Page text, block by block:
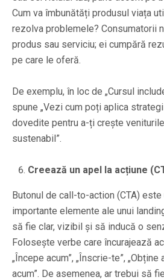
Cum va îmbunătăți produsul viața
rezolva problemele? Consumatorii
produs sau serviciu; ei cumpără
pe care le oferă.
De exemplu, în loc de „Cursul
spune „Vezi cum poți aplica
dovedite pentru a-ți crește
sustenabil”.
Creează un apel la acțiune
Butonul de call-to-action (CTA)
importante elemente ale unui
să fie clar, vizibil și să inducă o
Folosește verbe care încurajează
„Începe acum”, „Înscrie-te”, „Obține
acum”. De asemenea, ar trebui să